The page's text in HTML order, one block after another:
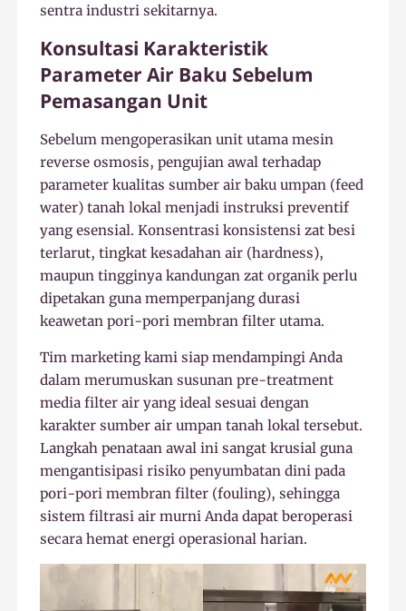
sentra industri sekitarnya.
Konsultasi Karakteristik
Parameter Air Baku Sebelum
Pemasangan Unit
Sebelum mengoperasikan unit utama mesin
reverse osmosis, pengujian awal terhadap
parameter kualitas sumber air baku umpan (feed
water) tanah lokal menjadi instruksi preventif
yang esensial. Konsentrasi konsistensi zat besi
terlarut, tingkat kesadahan air (hardness),
maupun tingginya kandungan zat organik perlu
dipetakan guna memperpanjang durasi
keawetan pori-pori membran filter utama.
Tim marketing kami siap mendampingi Anda
dalam merumuskan susunan pre-treatment
media filter air yang ideal sesuai dengan
karakter sumber air umpan tanah lokal tersebut.
Langkah penataan awal ini sangat krusial guna
mengantisipasi risiko penyumbatan dini pada
pori-pori membran filter (fouling), sehingga
sistem filtrasi air murni Anda dapat beroperasi
secara hemat energi operasional harian.